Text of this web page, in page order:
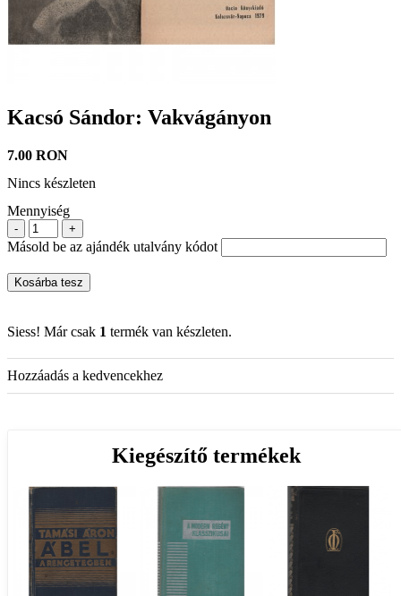
Kacsó Sándor: Vakvágányon
7.00 RON
Nincs készleten
Mennyiség
- +
Másold be az ajándék utalvány kódot
Kosárba tesz
Siess! Már csak 1 termék van készleten.
Hozzáadás a kedvencekhez
Kiegészítő termékek